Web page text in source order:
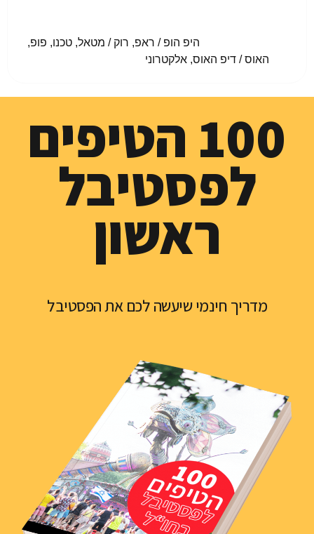
				היפ הופ / ראפ, רוק / מטאל, טכנו, פופ,
האוס / דיפ האוס, אלקטרוני
100 הטיפים
לפסטיבל
ראשון
מדריך חינמי שיעשה לכם את הפסטיבל